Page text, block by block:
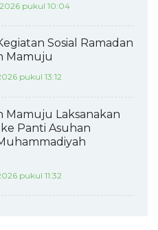
pukul 10:04
Sosial Ramadan
Mamuju
pukul 13:12
Mamuju Laksanakan
Panti Asuhan
pukul 11:32